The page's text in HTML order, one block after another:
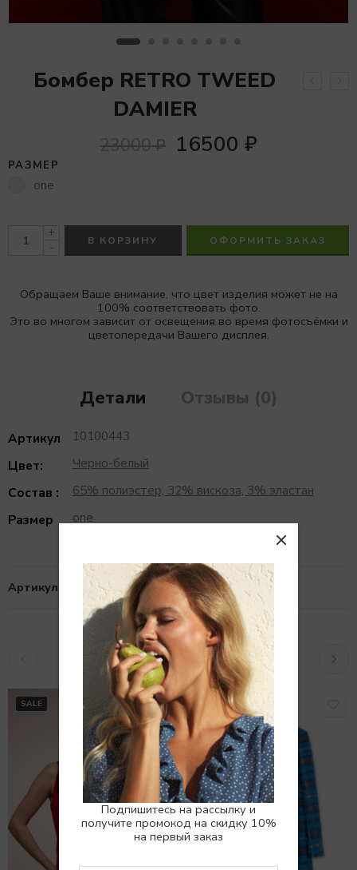
Подпишитесь на рассылку и
получите промокод на скидку 10%
на первый заказ
Бомбер RETRO TWEED
DAMIER
23000₽ 16500 ₽
РАЗМЕР
one
+
-
В КОРЗИНУ ОФОРМИТЬ ЗАКАЗ
Обращаем Ваше внимание, что цвет изделия может не на
100% соответствовать фото.
Это во многом зависит от освещения во время фотосъёмки и
цветопередачи Вашего дисплея.
Детали Отзывы (0)
Артикул
10100443
Цвет:
Черно-белый
Состав :
65% полиэстер, 32% вискоза, 3% эластан
Размер
one
Артикул: 10100443
Похожие товары
SALE РАСПРОДАНО